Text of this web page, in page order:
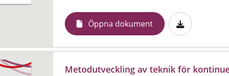
Öppna dokument
Metodutveckling av teknik för